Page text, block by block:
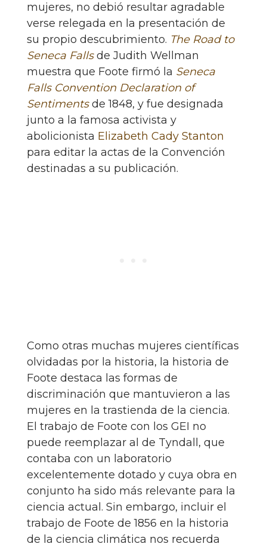
mujeres, no debió resultar agradable
verse relegada en la presentación de
su propio descubrimiento. The Road to
Seneca Fallsde Judith Wellman
muestra que Foote firmó la Seneca
Falls Convention Declaration of
Sentimentsde 1848, y fue designada
junto a la famosa activista y
abolicionista Elizabeth Cady Stanton
para editar la actas de la Convención
destinadas a su publicación.
Como otras muchas mujeres científicas
olvidadas por la historia, la historia de
Foote destaca las formas de
discriminación que mantuvieron a las
mujeres en la trastienda de la ciencia.
El trabajo de Foote con los GEI no
puede reemplazar al de Tyndall, que
contaba con un laboratorio
excelentemente dotado y cuya obra en
conjunto ha sido más relevante para la
ciencia actual. Sin embargo, incluir el
trabajo de Foote de 1856 en la historia
de la ciencia climática nos recuerda